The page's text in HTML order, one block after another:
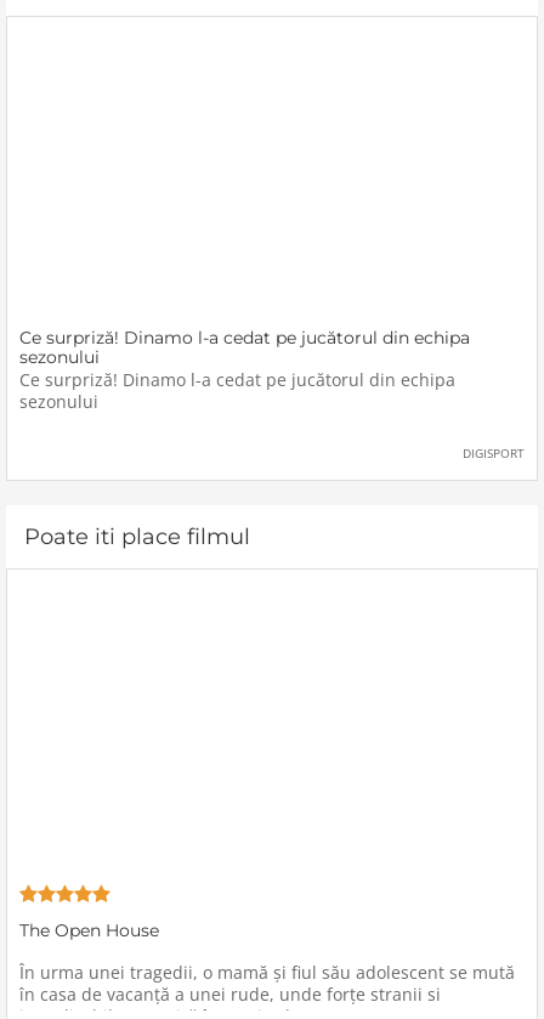
Ce surpriză! Dinamo l-a cedat pe jucătorul din echipa
sezonului
Ce surpriză! Dinamo l-a cedat pe jucătorul din echipa
sezonului
DIGISPORT
Poate iti place filmul
The Open House
În urma unei tragedii, o mamă şi fiul său adolescent se mută
în casa de vacanţă a unei rude, unde forţe stranii si